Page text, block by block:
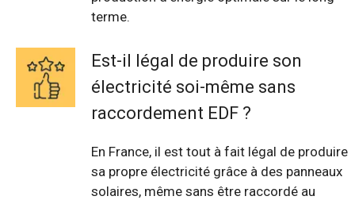
terme.
Est-il légal de produire son
électricité soi-même sans
raccordement EDF ?
En France, il est tout à fait légal de produire
sa propre électricité grâce à des panneaux
solaires, même sans être raccordé au